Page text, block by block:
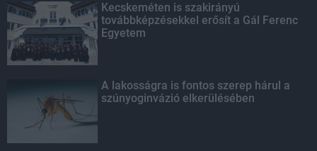
Kecskeméten is szakirányú
továbbképzésekkel erősít a Gál Ferenc
Egyetem
A lakosságra is fontos szerep hárul a
szúnyoginvázió elkerülésében